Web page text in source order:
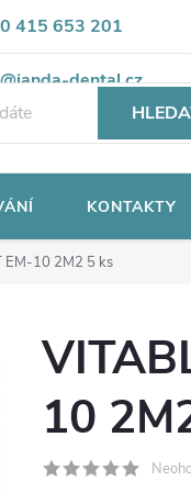
415 653 201
dental.cz
osobních údajů
KONTAKTY
EM-10 2M2 5 ks
10